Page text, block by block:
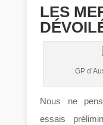
LES
GP
Nous ne
essais